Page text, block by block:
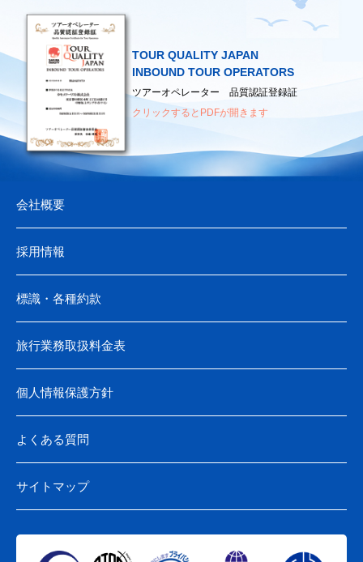
▶厚生労働省
（海外へ渡航されるみなさまへ）
▶日本地図センター
TOUR QUALITY JAPAN
INBOUND TOUR OPERATORS
ツアーオペレーター 品質認証登録証
クリックするとPDFが開きます
会社概要
採用情報
標識・各種約款
旅行業務取扱料金表
個人情報保護方針
よくある質問
サイトマップ